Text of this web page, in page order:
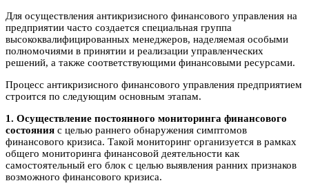
Для осуществления антикризисного финансового управления на
предприятии часто создается специальная группа
высококвалифицированных менеджеров, наделяемая особыми
полномочиями в принятии и реализации управленческих
решений, а также соответствующими финансовыми ресурсами.
Процесс антикризисного финансового управления предприятием
строится по следующим основным этапам.
1. Осуществление постоянного мониторинга финансового
состояния с целью раннего обнаружения симптомов
финансового кризиса. Такой мониторинг организуется в рамках
общего мониторинга финансовой деятельности как
самостоятельный его блок с целью выявления ранних признаков
возможного финансового кризиса.